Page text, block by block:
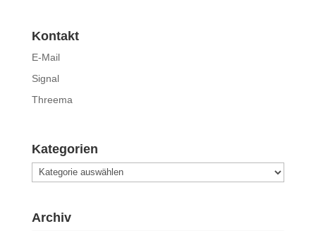
Kontakt
E-Mail
Signal
Threema
Kategorien
Kategorien
Archiv